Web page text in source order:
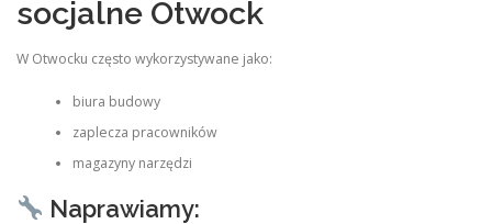
socjalne Otwock
W Otwocku często wykorzystywane jako:
biura budowy
zaplecza pracowników
magazyny narzędzi
Naprawiamy: